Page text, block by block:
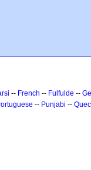
-- French -- Fulfulde --
-- Punjabi --